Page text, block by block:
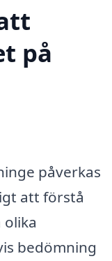
på
påverkas
att förstå
bedömning